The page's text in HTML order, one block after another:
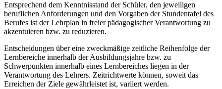
Entsprechend dem Kenntnisstand der Schüler, den jeweiligen
beruflichen Anforderungen und den Vorgaben der Stundentafel des
Berufes ist der Lehrplan in freier pädagogischer Verantwortung zu
akzentuieren bzw. zu reduzieren.
Entscheidungen über eine zweckmäßige zeitliche Reihenfolge der
Lernbereiche innerhalb der Ausbildungsjahre bzw. zu
Schwerpunkten innerhalb eines Lernbereiches liegen in der
Verantwortung des Lehrers. Zeitrichtwerte können, soweit das
Erreichen der Ziele gewährleistet ist, variiert werden.